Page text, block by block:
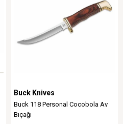
Buck Knives
Buck 118 Personal Cocobola Av
Bıçağı